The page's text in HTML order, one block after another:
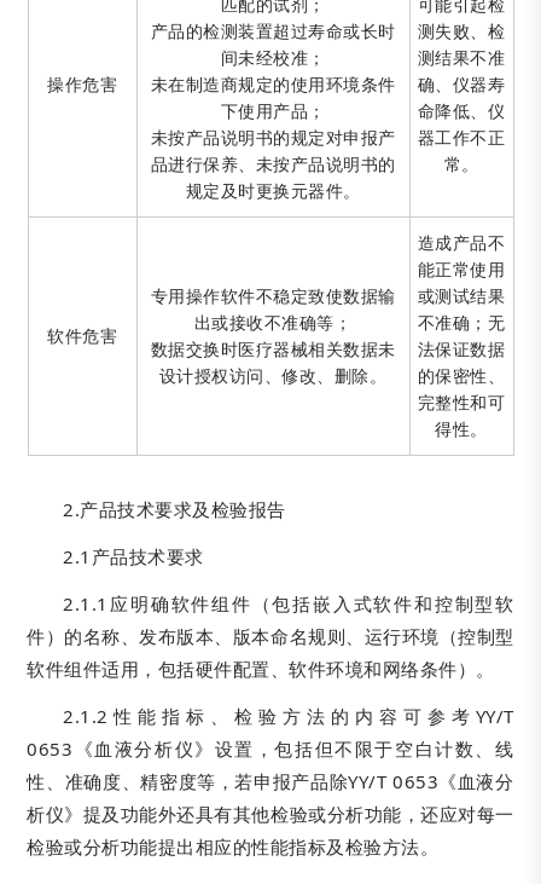
操作危害
匹配的试剂；
产品的检测装置超过寿命或长时
间未经校准；
未在制造商规定的使用环境条件
下使用产品；
未按产品说明书的规定对申报产
品进行保养、未按产品说明书的
规定及时更换元器件。
可能引起检
测失败、检
测结果不准
确、仪器寿
命降低、仪
器工作不正
常。
软件危害
专用操作软件不稳定致使数据输
出或接收不准确等；
数据交换时医疗器械相关数据未
设计授权访问、修改、删除。
造成产品不
能正常使用
或测试结果
不准确；无
法保证数据
的保密性、
完整性和可
得性。
2.产品技术要求及检验报告
2.1产品技术要求
2.1.1应明确软件组件（包括嵌入式软件和控制型软
件）的名称、发布版本、版本命名规则、运行环境（控制型
软件组件适用，包括硬件配置、软件环境和网络条件）。
2.1.2性能指标、检验方法的内容可参考YY/T
0653《血液分析仪》设置，包括但不限于空白计数、线
性、准确度、精密度等，若申报产品除YY/T 0653《血液分
析仪》提及功能外还具有其他检验或分析功能，还应对每一
检验或分析功能提出相应的性能指标及检验方法。